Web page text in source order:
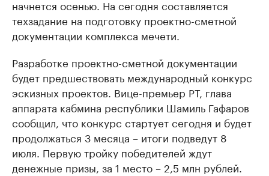
начнется осенью. На сегодня составляется
техзадание на подготовку проектно-сметной
документации комплекса мечети.
Разработке проектно-сметной документации
будет предшествовать международный конкурс
эскизных проектов. Вице-премьер РТ, глава
аппарата кабмина республики Шамиль Гафаров
сообщил, что конкурс стартует сегодня и будет
продолжаться 3 месяца – итоги подведут 8
июля. Первую тройку победителей ждут
денежные призы, за 1 место – 2,5 млн рублей.